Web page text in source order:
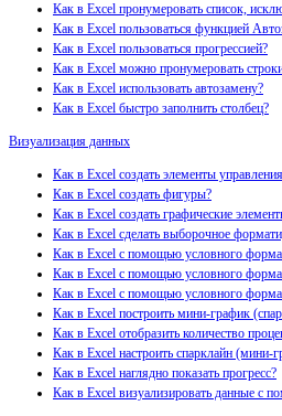
Как в Excel пронумеровать список,
Как в Excel пользоваться функцией
Как в Excel пользоваться прогрессией?
Как в Excel можно пронумеровать
Как в Excel использовать автозамену?
Как в Excel быстро заполнить столбец?
Визуализация данных
Как в Excel создать элементы
Как в Excel создать фигуры?
Как в Excel создать графические
Как в Excel сделать выборочное
Как в Excel с помощью условного
Как в Excel с помощью условного
Как в Excel с помощью условного
Как в Excel построить мини-график
Как в Excel отобразить количество
Как в Excel настроить спарклайн (мини-
Как в Excel наглядно показать прогресс?
Как в Excel визуализировать данные с